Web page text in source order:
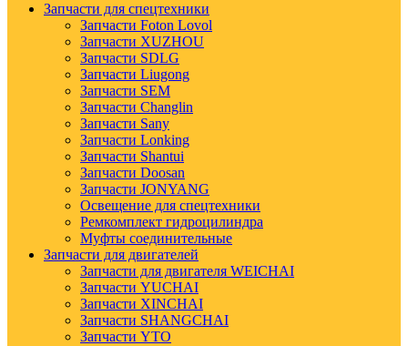
Запчасти для спецтехники
Запчасти Foton Lovol
Запчасти XUZHOU
Запчасти SDLG
Запчасти Liugong
Запчасти SEM
Запчасти Changlin
Запчасти Sany
Запчасти Lonking
Запчасти Shantui
Запчасти Doosan
Запчасти JONYANG
Освещение для спецтехники
Ремкомплект гидроцилиндра
Муфты соединительные
Запчасти для двигателей
Запчасти для двигателя WEICHAI
Запчасти YUCHAI
Запчасти XINCHAI
Запчасти SHANGCHAI
Запчасти YTO